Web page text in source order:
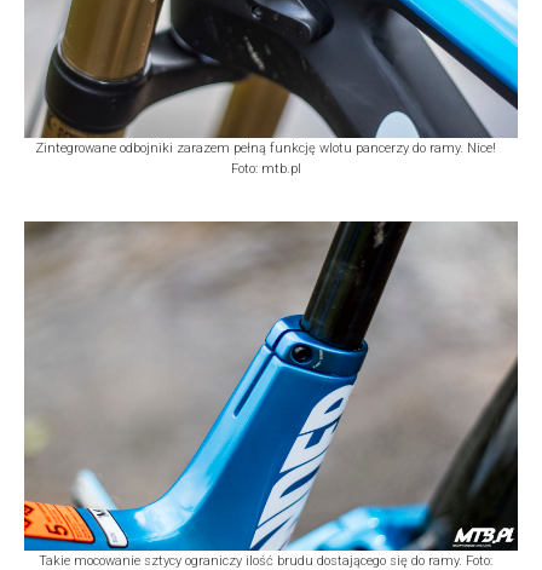
Zintegrowane odbojniki zarazem pełną funkcję wlotu pancerzy do ramy. Nice!
Foto: mtb.pl
Takie mocowanie sztycy ograniczy ilość brudu dostającego się do ramy. Foto: